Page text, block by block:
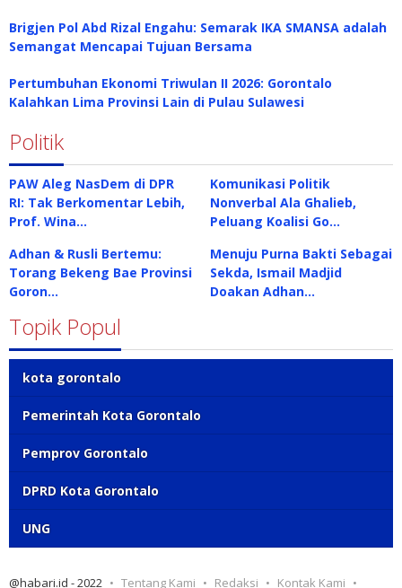
Brigjen Pol Abd Rizal Engahu: Semarak IKA SMANSA adalah
Semangat Mencapai Tujuan Bersama
Pertumbuhan Ekonomi Triwulan II 2026: Gorontalo
Kalahkan Lima Provinsi Lain di Pulau Sulawesi
Politik
PAW Aleg NasDem di DPR
RI: Tak Berkomentar Lebih,
Prof. Wina…
Komunikasi Politik
Nonverbal Ala Ghalieb,
Peluang Koalisi Go…
Adhan & Rusli Bertemu:
Torang Bekeng Bae Provinsi
Goron…
Menuju Purna Bakti Sebagai
Sekda, Ismail Madjid
Doakan Adhan…
Topik Popul
kota gorontalo
Pemerintah Kota Gorontalo
Pemprov Gorontalo
DPRD Kota Gorontalo
UNG
@habari.id - 2022 Tentang Kami Redaksi Kontak Kami